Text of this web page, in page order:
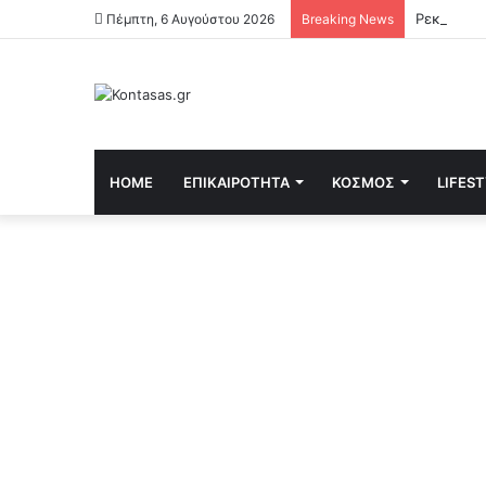
Πέμπτη, 6 Αυγούστου 2026 Breaking News Ρεκόρ
HOME ΕΠΙΚΑΙΡΌΤΗΤΑ ΚΌΣΜΟΣ